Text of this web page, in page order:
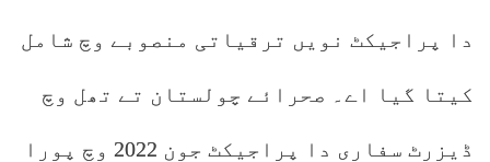
دا پراجیکٹ نویں ترقیاتی منصوبے وچ شامل
کیتا گیا اے۔ صحرائے چولستان تے تھل وچ
ڈیزرٹ سفاری دا پراجیکٹ جون 2022 وچ پورا